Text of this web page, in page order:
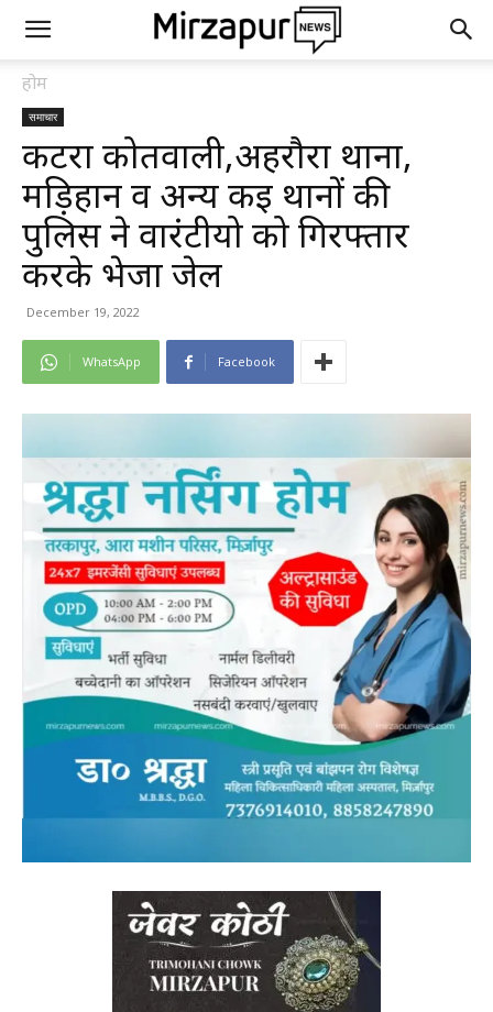
होम
समाचार
कटरा कोतवाली,अहरौरा थाना,
मड़िहान व अन्य कई थानों की
पुलिस ने वारंटीयो को गिरफ्तार
करके भेजा जेल
December 19, 2022
WhatsApp Facebook